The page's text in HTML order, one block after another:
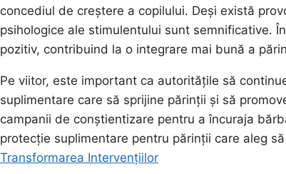
concediul de creștere a copilului. Deși există
psihologice ale stimulentului sunt semnificative.
pozitiv, contribuind la o integrare mai bună a
Pe viitor, este important ca autoritățile să
suplimentare care să sprijine părinții și să
campanii de conștientizare pentru a încuraja
protecție suplimentare pentru părinții care aleg
Transformarea Intervențiilor